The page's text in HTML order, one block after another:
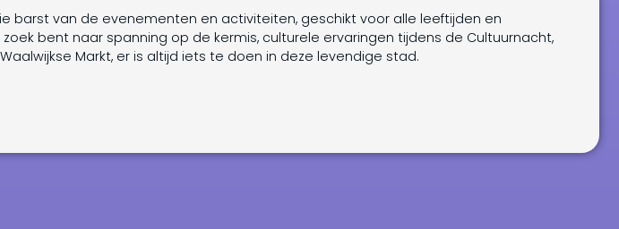
barst van de evenementen en activiteiten, geschikt voor alle leeftijden en
zoek bent naar spanning op de kermis, culturele ervaringen tijdens de Cultuurnacht,
Markt, er is altijd iets te doen in deze levendige stad.